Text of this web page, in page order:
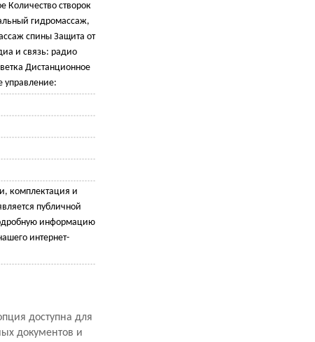
Количество створок
гидромассаж,
спины Защита от
и связь: радио
Дистанционное
управление:
комплектация и
публичной
информацию
интернет-
доступна для
документов и